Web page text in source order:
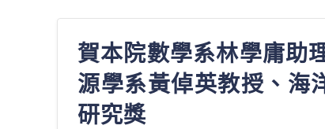
賀本院數學系林學庸助
源學系黃倬英教授、海
研究獎